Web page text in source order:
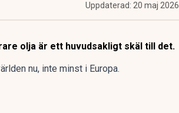
Uppdaterad: 20 maj 2026
olja är ett huvudsakligt skäl till det.
nu, inte minst i Europa.